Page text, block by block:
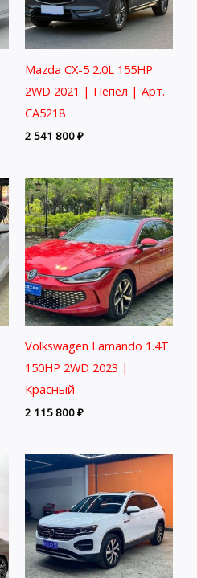
Mazda CX-5 2.0L 155HP
2WD 2021 | Пепел | Арт.
CA5218
2 541 800₽
Volkswagen Lamando 1.4T
150HP 2WD 2023 |
Красный
2 115 800₽